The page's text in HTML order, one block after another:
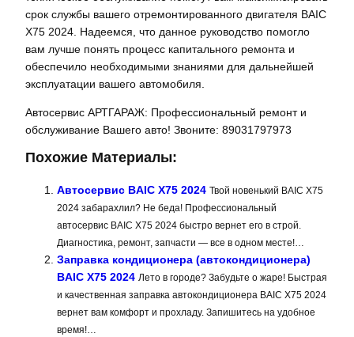
срок службы вашего отремонтированного двигателя BAIC
X75 2024. Надеемся, что данное руководство помогло
вам лучше понять процесс капитального ремонта и
обеспечило необходимыми знаниями для дальнейшей
эксплуатации вашего автомобиля.
Автосервис АРТГАРАЖ: Профессиональный ремонт и
обслуживание Вашего авто! Звоните: 89031797973
Похожие Материалы:
Автосервис BAIC X75 2024 Твой новенький BAIC X75
2024 забарахлил? Не беда! Профессиональный
автосервис BAIC X75 2024 быстро вернет его в строй.
Диагностика, ремонт, запчасти — все в одном месте!…
Заправка кондиционера (автокондиционера)
BAIC X75 2024 Лето в городе? Забудьте о жаре! Быстрая
и качественная заправка автокондиционера BAIC X75 2024
вернет вам комфорт и прохладу. Запишитесь на удобное
время!…